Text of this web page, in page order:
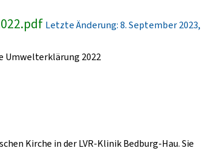
Letzte Änderung: 8. September 2023,
Umwelterklärung 2022
Kirche in der LVR-Klinik Bedburg-Hau. Sie